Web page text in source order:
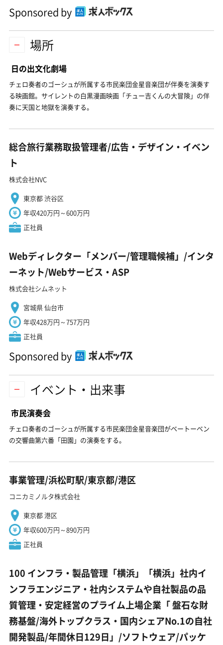
Sponsored by
場所
日の出文化劇場
チェロ奏者のゴーシュが所属する市民楽団金星音楽団が伴奏を演奏す
る映画館。サイレントの白黒漫画映画「チュー吉くんの大冒険」の伴
奏に天国と地獄を演奏する。
総合旅行業務取扱管理者/広告・デザイン・イベン
ト
株式会社NVC
東京都 渋谷区
年収420万円～600万円
正社員
Webディレクター「メンバー/管理職候補」/インタ
ーネット/Webサービス・ASP
株式会社シムネット
宮城県 仙台市
年収428万円～757万円
正社員
Sponsored by
イベント・出来事
市民演奏会
チェロ奏者のゴーシュが所属する市民楽団金星音楽団がベートーベン
の交響曲第六番「田園」の演奏をする。
事業管理/浜松町駅/東京都/港区
コニカミノルタ株式会社
東京都 港区
年収600万円～890万円
正社員
100 インフラ・製品管理「横浜」「横浜」社内イ
ンフラエンジニア・社内システムや自社製品の品
質管理・安定経営のプライム上場企業「 盤石な財
務基盤/海外トップクラス・国内シェアNo.1の自社
開発製品/年間休日129日」/ソフトウェア/パッケ